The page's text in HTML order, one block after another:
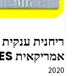
אמריקאית LITTLE TREES
2020